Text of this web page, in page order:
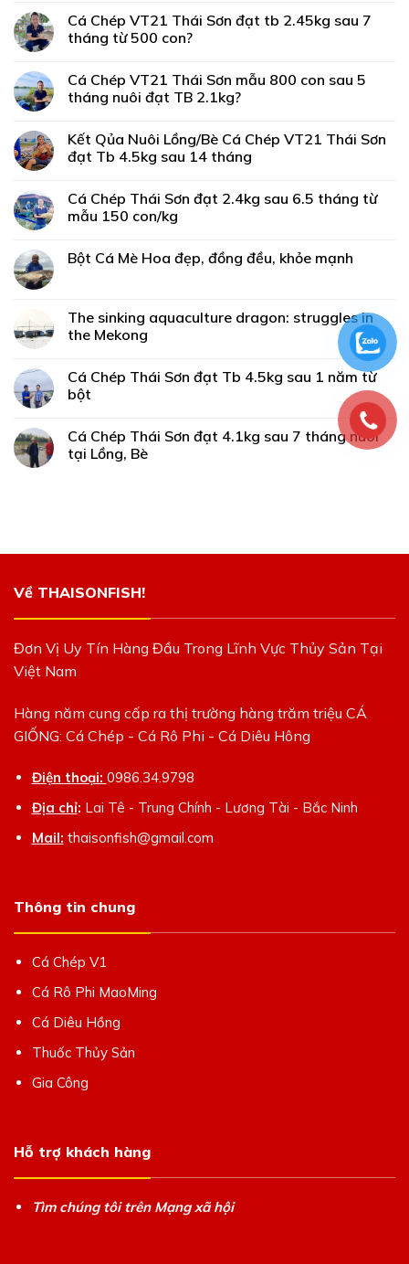
Cá Chép VT21 Thái Sơn đạt tb 2.45kg sau 7
tháng từ 500 con?
Cá Chép VT21 Thái Sơn mẫu 800 con sau 5
tháng nuôi đạt TB 2.1kg?
Kết Qủa Nuôi Lồng/Bè Cá Chép VT21 Thái Sơn
đạt Tb 4.5kg sau 14 tháng
Cá Chép Thái Sơn đạt 2.4kg sau 6.5 tháng từ
mẫu 150 con/kg
Bột Cá Mè Hoa đẹp, đồng đều, khỏe mạnh
The sinking aquaculture dragon: struggles in
the Mekong
Cá Chép Thái Sơn đạt Tb 4.5kg sau 1 năm từ
bột
Cá Chép Thái Sơn đạt 4.1kg sau 7 tháng nuôi
tại Lồng, Bè
Về THAISONFISH!
Đơn Vị Uy Tín Hàng Đầu Trong Lĩnh Vực Thủy Sản Tại
Việt Nam
Hàng năm cung cấp ra thị trường hàng trăm triệu CÁ
GIỐNG: Cá Chép - Cá Rô Phi - Cá Diêu Hông
Điện thoại: 0986.34.9798
Địa chỉ: Lai Tê - Trung Chính - Lương Tài - Bắc Ninh
Mail: thaisonfish@gmail.com
Thông tin chung
Cá Chép V1
Cá Rô Phi MaoMing
Cá Diêu Hồng
Thuốc Thủy Sản
Gia Công
Hỗ trợ khách hàng
Tìm chúng tôi trên Mạng xã hội